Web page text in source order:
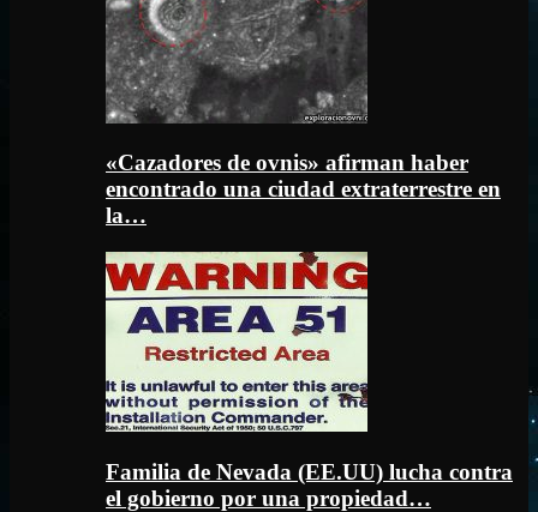
«Cazadores de ovnis» afirman haber
encontrado una ciudad extraterrestre en
la…
Familia de Nevada (EE.UU) lucha contra
el gobierno por una propiedad…